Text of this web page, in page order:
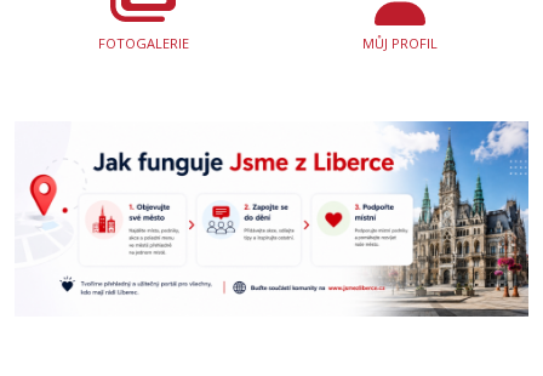
FOTOGALERIE MŮJ PROFIL